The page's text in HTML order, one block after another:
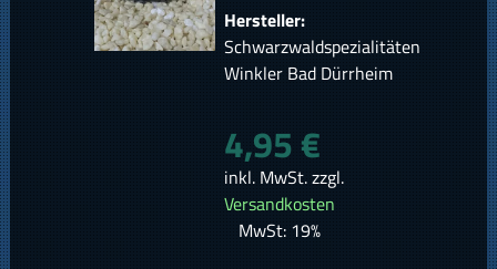
Hersteller:
Schwarzwaldspezialitäten
Winkler Bad Dürrheim
4,95 €
inkl. MwSt. zzgl.
Versandkosten
MwSt: 19%